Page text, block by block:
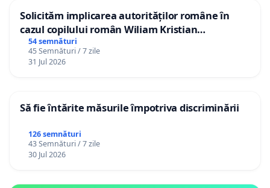
Solicităm implicarea autorităților române în
cazul copilului român Wiliam Kristian
Gheorghe, aflat în plasament în Danemarca de
12 ani
54 semnături
45 Semnături / 7 zile
31 Jul 2026
Să fie întărite măsurile împotriva discriminării
126 semnături
43 Semnături / 7 zile
30 Jul 2026